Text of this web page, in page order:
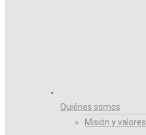
Quiénes somos
Misión y valores